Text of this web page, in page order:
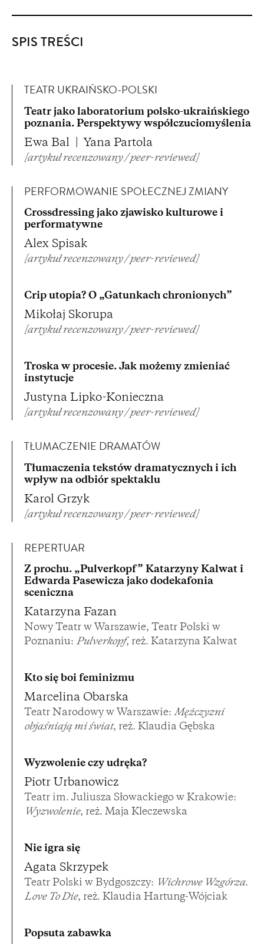
SPIS TREŚCI
TEATR UKRAIŃSKO-POLSKI
Teatr jako laboratorium polsko-ukraińskiego
poznania. Perspektywy współczuciomyślenia
Ewa Bal Yana Partola
[artykuł recenzowany / peer-reviewed]
PERFORMOWANIE SPOŁECZNEJ ZMIANY
Crossdressing jako zjawisko kulturowe i
performatywne
Alex Spisak
[artykuł recenzowany / peer-reviewed]
Crip utopia? O „Gatunkach chronionych”
Mikołaj Skorupa
[artykuł recenzowany / peer-reviewed]
Troska w procesie. Jak możemy zmieniać
instytucje
Justyna Lipko-Konieczna
[artykuł recenzowany / peer-reviewed]
TŁUMACZENIE DRAMATÓW
Tłumaczenia tekstów dramatycznych i ich
wpływ na odbiór spektaklu
Karol Grzyk
[artykuł recenzowany / peer-reviewed]
REPERTUAR
Z prochu. „Pulverkopf” Katarzyny Kalwat i
Edwarda Pasewicza jako dodekafonia
sceniczna
Katarzyna Fazan
Nowy Teatr w Warszawie, Teatr Polski w
Poznaniu: Pulverkopf, reż. Katarzyna Kalwat
Kto się boi feminizmu
Marcelina Obarska
Teatr Narodowy w Warszawie: Mężczyzni
objaśniają mi świat, reż. Klaudia Gębska
Wyzwolenie czy udręka?
Piotr Urbanowicz
Teatr im. Juliusza Słowackiego w Krakowie:
Wyzwolenie, reż. Maja Kleczewska
Nie igra się
Agata Skrzypek
Teatr Polski w Bydgoszczy:
Wichrowe Wzgórza.
Love To Die, reż. Klaudia Hartung-Wójciak
Popsuta zabawka